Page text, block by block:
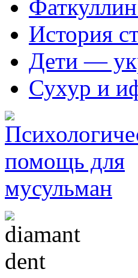
История
Дети —
Сухур и